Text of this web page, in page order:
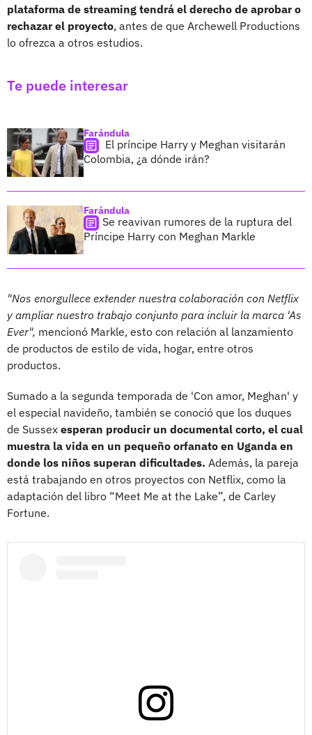
plataforma de streaming tendrá el derecho de aprobar o
rechazar el proyecto, antes de que Archewell Productions
lo ofrezca a otros estudios.
Te puede interesar
Farándula
El príncipe Harry y Meghan visitarán
Colombia, ¿a dónde irán?
Farándula
Se reavivan rumores de la ruptura del
Príncipe Harry con Meghan Markle
"Nos enorgullece extender nuestra colaboración con Netflix
y ampliar nuestro trabajo conjunto para incluir la marca 'As
Ever", mencionó Markle, esto con relación al lanzamiento
de productos de estilo de vida, hogar, entre otros
productos.
Sumado a la segunda temporada de 'Con amor, Meghan' y
el especial navideño, también se conoció que los duques
de Sussex esperan producir un documental corto, el cual
muestra la vida en un pequeño orfanato en Uganda en
donde los niños superan dificultades. Además, la pareja
está trabajando en otros proyectos con Netflix, como la
adaptación del libro “Meet Me at the Lake”, de Carley
Fortune.